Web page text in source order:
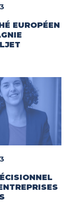
EUROPÉEN